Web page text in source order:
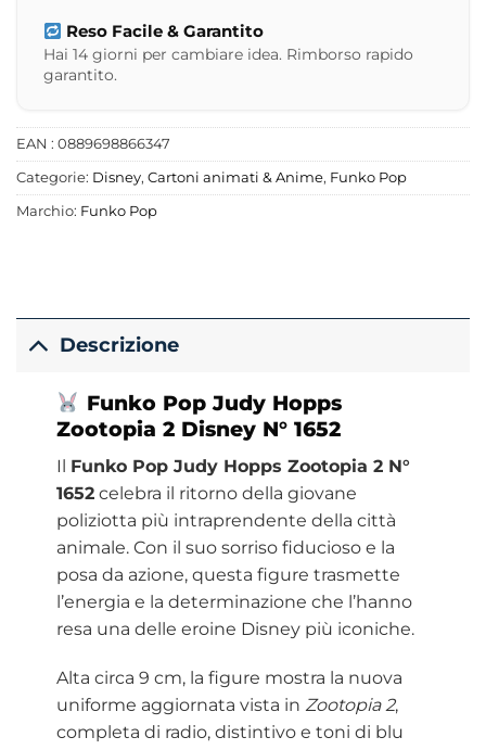
Reso Facile & Garantito
Hai 14 giorni per cambiare idea. Rimborso rapido
garantito.
EAN : 0889698866347
Categorie: Disney, Cartoni animati & Anime, Funko Pop
Marchio: Funko Pop
Descrizione
Funko Pop Judy Hopps
Zootopia 2 DisneyN° 1652
Il Funko Pop Judy Hopps Zootopia 2 N°
1652celebra il ritorno della giovane
poliziotta più intraprendente della città
animale. Con il suo sorriso fiducioso e la
posa da azione, questa figure trasmette
l’energia e la determinazione che l’hanno
resa una delle eroine Disney più iconiche.
Alta circa 9 cm, la figure mostra la nuova
uniforme aggiornata vista in Zootopia 2,
completa di radio, distintivo e toni di blu